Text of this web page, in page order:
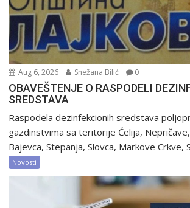
Aug 6, 2026 Snežana Bilić 0
OBAVEŠTENJE O RASPODELI
SREDSTAVA
Raspodela dezinfekcionih sredstava
gazdinstvima sa teritorije Ćelija,
Bajevca, Stepanja, Slovca, Markove Crkve,
Novosti